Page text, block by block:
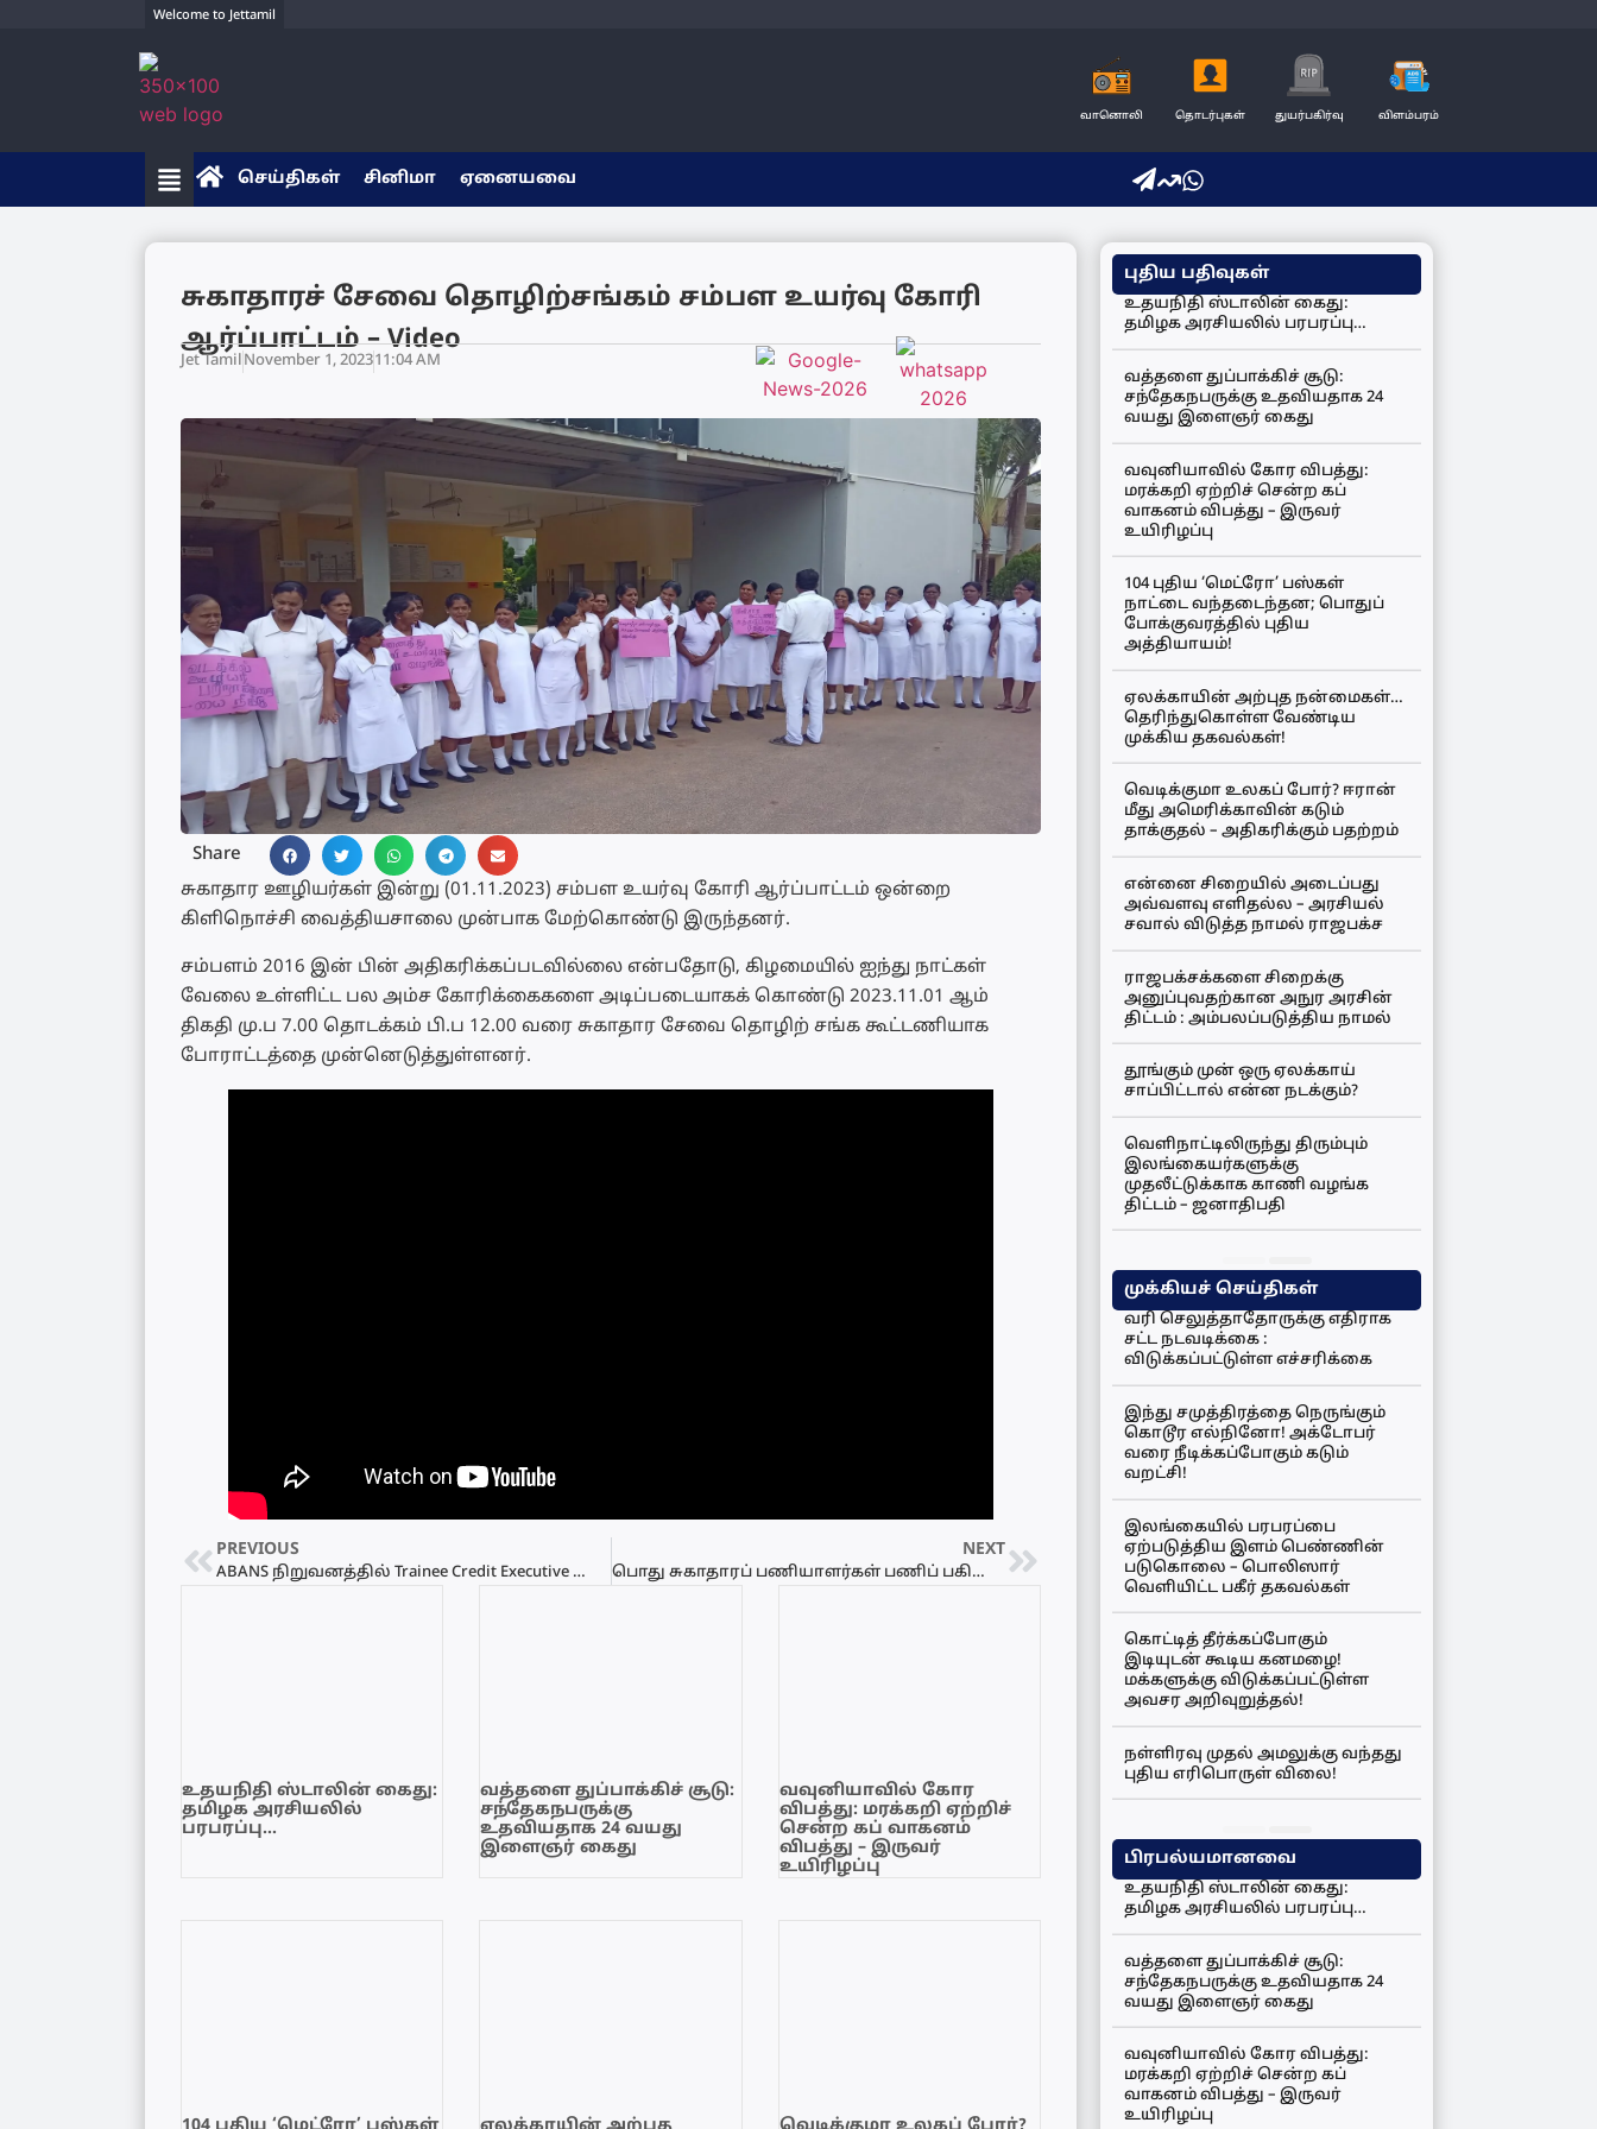
Welcome to Jettamil
வானொலி தொடர்புகள் துயர்பகிர்வு விளம்பரம்
செய்திகள் சினிமா ஏனையவை
சுகாதாரச் சேவை தொழிற்சங்கம் சம்பள உயர்வு கோரி
ஆர்ப்பாட்டம் – Video
Jet TamilNovember 1, 202311:04 AM
Share
சுகாதார ஊழியர்கள் இன்று (01.11.2023) சம்பள உயர்வு கோரி ஆர்ப்பாட்டம் ஒன்றை
கிளிநொச்சி வைத்தியசாலை முன்பாக மேற்கொண்டு இருந்தனர்.
சம்பளம் 2016 இன் பின் அதிகரிக்கப்படவில்லை என்பதோடு, கிழமையில் ஐந்து நாட்கள்
வேலை உள்ளிட்ட பல அம்ச கோரிக்கைகளை அடிப்படையாகக் கொண்டு 2023.11.01 ஆம்
திகதி மு.ப 7.00 தொடக்கம் பி.ப 12.00 வரை சுகாதார சேவை தொழிற் சங்க கூட்டணியாக
போராட்டத்தை முன்னெடுத்துள்ளனர்.
PREVIOUS
ABANS நிறுவனத்தில் Trainee Credit Executive வேலைவாய்ப்பு
NEXT
பொது சுகாதாரப் பணியாளர்கள் பணிப் பகிஷ்கரிப்பு – Video
உதயநிதி ஸ்டாலின் கைது:
தமிழக அரசியலில்
பரபரப்பு…
வத்தளை துப்பாக்கிச் சூடு:
சந்தேகநபருக்கு
உதவியதாக 24 வயது
இளைஞர் கைது
வவுனியாவில் கோர
விபத்து: மரக்கறி ஏற்றிச்
சென்ற கப் வாகனம்
விபத்து – இருவர்
உயிரிழப்பு
புதிய பதிவுகள்
உதயநிதி ஸ்டாலின் கைது:
தமிழக அரசியலில் பரபரப்பு…
வத்தளை துப்பாக்கிச் சூடு:
சந்தேகநபருக்கு உதவியதாக 24
வயது இளைஞர் கைது
வவுனியாவில் கோர விபத்து:
மரக்கறி ஏற்றிச் சென்ற கப்
வாகனம் விபத்து – இருவர்
உயிரிழப்பு
104 புதிய ‘மெட்ரோ’ பஸ்கள்
நாட்டை வந்தடைந்தன; பொதுப்
போக்குவரத்தில் புதிய
அத்தியாயம்!
ஏலக்காயின் அற்புத நன்மைகள்…
தெரிந்துகொள்ள வேண்டிய
முக்கிய தகவல்கள்!
வெடிக்குமா உலகப் போர்? ஈரான்
மீது அமெரிக்காவின் கடும்
தாக்குதல் – அதிகரிக்கும் பதற்றம்
என்னை சிறையில் அடைப்பது
அவ்வளவு எளிதல்ல – அரசியல்
சவால் விடுத்த நாமல் ராஜபக்ச
ராஜபக்சக்களை சிறைக்கு
அனுப்புவதற்கான அநுர அரசின்
திட்டம் : அம்பலப்படுத்திய நாமல்
தூங்கும் முன் ஒரு ஏலக்காய்
சாப்பிட்டால் என்ன நடக்கும்?
வெளிநாட்டிலிருந்து திரும்பும்
இலங்கையர்களுக்கு
முதலீட்டுக்காக காணி வழங்க
திட்டம் – ஜனாதிபதி
முக்கியச் செய்திகள்
வரி செலுத்தாதோருக்கு எதிராக
சட்ட நடவடிக்கை :
விடுக்கப்பட்டுள்ள எச்சரிக்கை
இந்து சமுத்திரத்தை நெருங்கும்
கொடூர எல்நினோ! அக்டோபர்
வரை நீடிக்கப்போகும் கடும்
வறட்சி!
இலங்கையில் பரபரப்பை
ஏற்படுத்திய இளம் பெண்ணின்
படுகொலை – பொலிஸார்
வெளியிட்ட பகீர் தகவல்கள்
கொட்டித் தீர்க்கப்போகும்
இடியுடன் கூடிய கனமழை!
மக்களுக்கு விடுக்கப்பட்டுள்ள
அவசர அறிவுறுத்தல்!
நள்ளிரவு முதல் அமலுக்கு வந்தது
புதிய எரிபொருள் விலை!
பிரபல்யமானவை
உதயநிதி ஸ்டாலின் கைது:
தமிழக அரசியலில் பரபரப்பு…
வத்தளை துப்பாக்கிச் சூடு:
சந்தேகநபருக்கு உதவியதாக 24
வயது இளைஞர் கைது
வவுனியாவில் கோர விபத்து:
மரக்கறி ஏற்றிச் சென்ற கப்
வாகனம் விபத்து – இருவர்
உயிரிழப்பு